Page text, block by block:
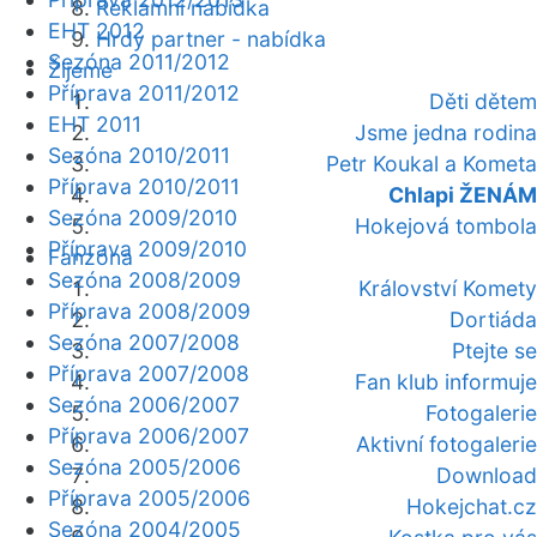
Reklamní nabídka
Hrdý partner - nabídka
Žijeme
Děti dětem
Jsme jedna rodina
Petr Koukal a Kometa
Chlapi ŽENÁM
Hokejová tombola
Fanzóna
Království Komety
Dortiáda
Ptejte se
Fan klub informuje
Fotogalerie
Aktivní fotogalerie
Download
Hokejchat.cz
EHT 2012
Sezóna 2011/2012
Příprava 2011/2012
EHT 2011
Sezóna 2010/2011
Příprava 2010/2011
Sezóna 2009/2010
Příprava 2009/2010
Sezóna 2008/2009
Příprava 2008/2009
Sezóna 2007/2008
Příprava 2007/2008
Sezóna 2006/2007
Příprava 2006/2007
Sezóna 2005/2006
Příprava 2005/2006
Sezóna 2004/2005